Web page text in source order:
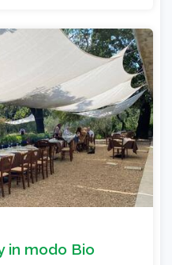
in modo Bio